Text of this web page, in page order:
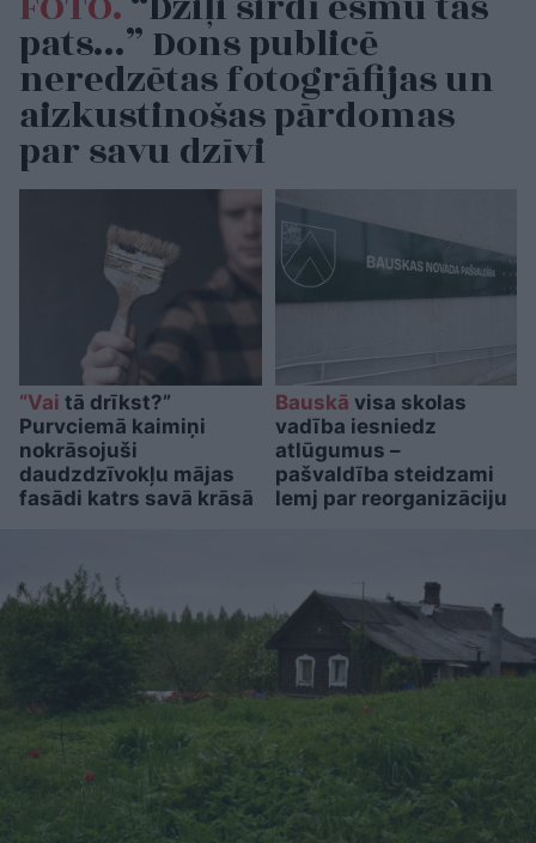
pats…” Dons publicē
neredzētas fotogrāfijas un
aizkustinošas pārdomas
par savu dzīvi
“Vai tā drīkst?”
Purvciemā kaimiņi
nokrāsojuši
daudzdzīvokļu mājas
fasādi katrs savā krāsā
Bauskā visa skolas
vadība iesniedz
atlūgumus –
pašvaldība steidzami
lemj par reorganizāciju